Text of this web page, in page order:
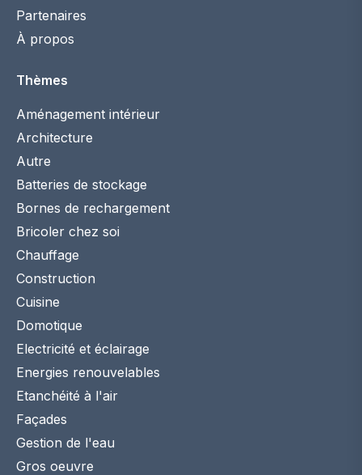
Partenaires
À propos
Thèmes
Aménagement intérieur
Architecture
Autre
Batteries de stockage
Bornes de rechargement
Bricoler chez soi
Chauffage
Construction
Cuisine
Domotique
Electricité et éclairage
Energies renouvelables
Etanchéité à l'air
Façades
Gestion de l'eau
Gros oeuvre